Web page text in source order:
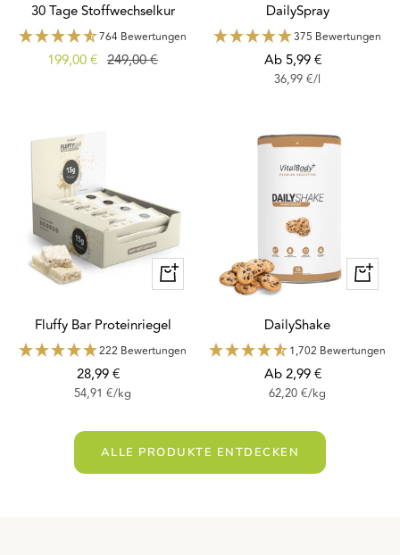
30 Tage Stoffwechselkur
764 Bewertungen
Angebotspreis
199,00 € Regulärer
249,00 €
DailySpray
375 Bewertungen
Angebotspreis
Ab 5,99 €
36,99 €/l
Schnellansicht
Fluffy Bar Proteinriegel
222 Bewertungen
Angebotspreis
28,99 €
54,91 €/kg
DailyShake
1,702 Bewertungen
Angebotspreis
Ab 2,99 €
62,20 €/kg
ALLE PRODUKTE ENTDECKEN